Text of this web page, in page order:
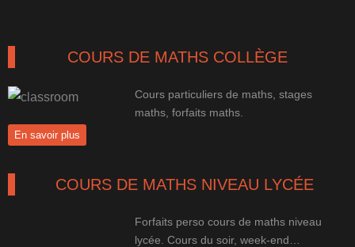
COURS DE MATHS COLLÈGE
En savoir plus
Cours particuliers de maths, stages
maths, forfaits maths.
COURS DE MATHS NIVEAU LYCÉE
Forfaits perso cours de maths niveau
lycée. Cours du soir, week-end…